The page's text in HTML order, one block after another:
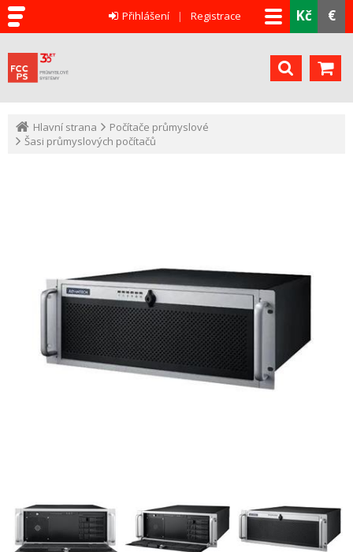
Kč €
Přihlášení Registrace
Hlavní strana
Počítače průmyslové
Šasi průmyslových počítačů